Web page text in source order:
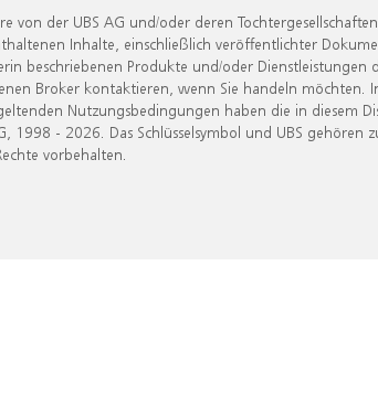
der UBS AG und/oder deren
Inhalte, einschließlich veröffentlichter
beschriebenen Produkte und/oder Dienstleistungen
Broker kontaktieren, wenn Sie handeln möchten.
Nutzungsbedingungen haben die in diesem
- 2026. Das Schlüsselsymbol und UBS gehören
vorbehalten.